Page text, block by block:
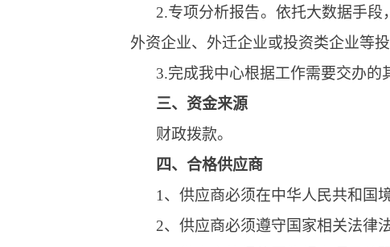
2.专项分析报告。依托大数据手段
外资企业、外迁企业或投资类企业等
3.完成我中心根据工作需要交办的
三、资金来源
财政拨款。
四、 合格供应商
1、供应商必须在中华人民共和国
2、供应商必须遵守国家相关法律